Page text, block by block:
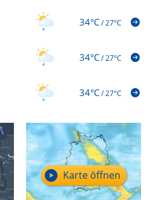
34°C/27°C
34°C/27°C
34°C/27°C
Karte öffnen